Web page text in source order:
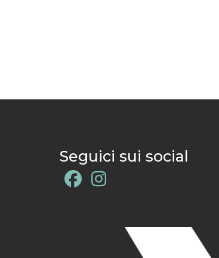
Seguici sui social